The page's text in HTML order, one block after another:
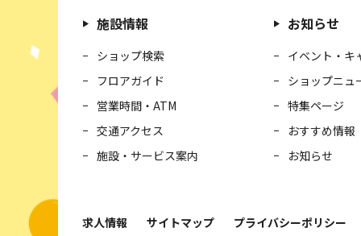
施設情報
ショップ検索
フロアガイド
営業時間・ATM
交通アクセス
施設・サービス案内
お知らせ
イベント・キ
ショップニュ
特集ページ
おすすめ情報
お知らせ
求人情報 サイトマップ プライバシーポリシー